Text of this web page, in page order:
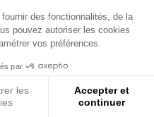
des fonctionnalités, de la
pouvez autoriser les cookies
vos préférences.
par
les
Accepter et
continuer